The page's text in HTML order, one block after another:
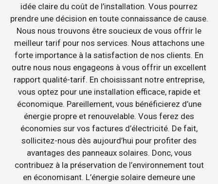
idée claire du coût de l’installation. Vous pourrez
prendre une décision en toute connaissance de cause.
Nous nous trouvons être soucieux de vous offrir le
meilleur tarif pour nos services. Nous attachons une
forte importance à la satisfaction de nos clients. En
outre nous nous engageons à vous offrir un excellent
rapport qualité-tarif. En choisissant notre entreprise,
vous optez pour une installation efficace, rapide et
économique. Pareillement, vous bénéficierez d’une
énergie propre et renouvelable. Vous ferez des
économies sur vos factures d’électricité. De fait,
sollicitez-nous dès aujourd’hui pour profiter des
avantages des panneaux solaires. Donc, vous
contribuez à la préservation de l’environnement tout
en économisant. L’énergie solaire demeure une